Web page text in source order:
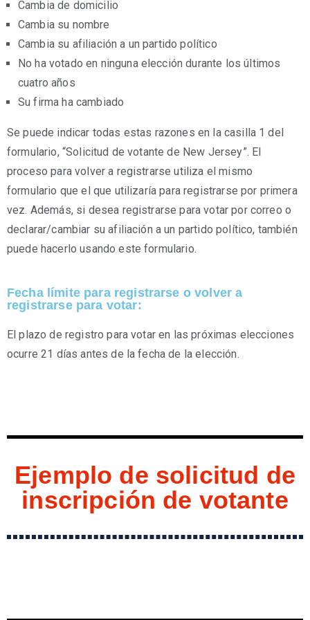
Cambia de domicilio
Cambia su nombre
Cambia su afiliación a un partido político
No ha votado en ninguna elección durante los últimos
cuatro años
Su firma ha cambiado
Se puede indicar todas estas razones en la casilla 1 del
formulario, “Solicitud de votante de New Jersey”. El
proceso para volver a registrarse utiliza el mismo
formulario que el que utilizaría para registrarse por primera
vez. Además, si desea registrarse para votar por correo o
declarar/cambiar su afiliación a un partido político, también
puede hacerlo usando este formulario.
Fecha límite para registrarse o volver a
registrarse para votar:
El plazo de registro para votar en las próximas elecciones
ocurre 21 días antes de la fecha de la elección.
Ejemplo de solicitud de
inscripción de votante